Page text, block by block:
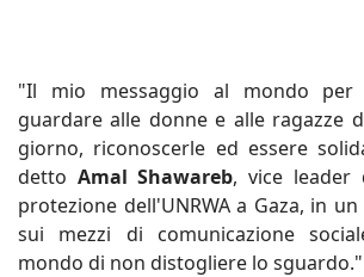
"Il mio messaggio al mondo
guardare alle donne e alle ragazze
giorno, riconoscerle ed essere
detto Amal Shawareb, vice leader
protezione dell'UNRWA a Gaza, in
sui mezzi di comunicazione
mondo di non distogliere lo sguardo."